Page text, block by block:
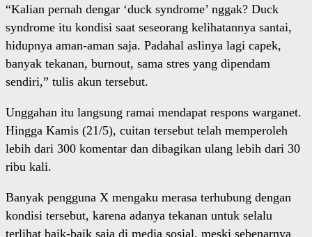
“Kalian pernah dengar ‘duck syndrome’ nggak? Duck
syndrome itu kondisi saat seseorang kelihatannya santai,
hidupnya aman-aman saja. Padahal aslinya lagi capek,
banyak tekanan, burnout, sama stres yang dipendam
sendiri,” tulis akun tersebut.
Unggahan itu langsung ramai mendapat respons warganet.
Hingga Kamis (21/5), cuitan tersebut telah memperoleh
lebih dari 300 komentar dan dibagikan ulang lebih dari 30
ribu kali.
Banyak pengguna X mengaku merasa terhubung dengan
kondisi tersebut, karena adanya tekanan untuk selalu
terlihat baik-baik saja di media sosial, meski sebenarnya